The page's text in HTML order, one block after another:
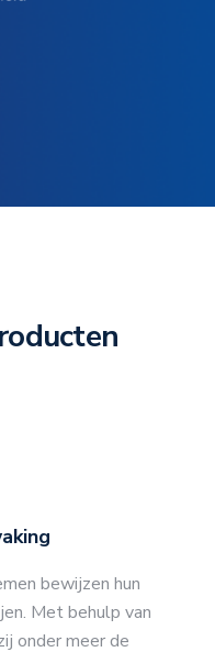
bewijzen hun
Met behulp van
onder meer de